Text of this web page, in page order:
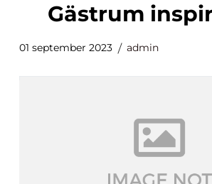
gästrum
01 september 2023 admin